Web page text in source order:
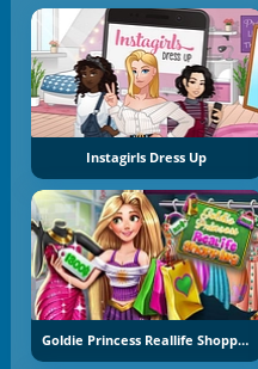
Instagirls Dress Up
Goldie Princess Reallife Shopping